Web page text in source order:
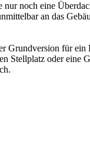
noch eine
an das
Grundversion für
oder eine